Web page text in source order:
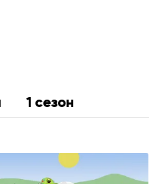
1 сезон